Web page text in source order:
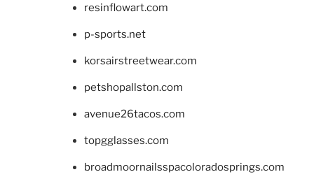
resinflowart.com
p-sports.net
korsairstreetwear.com
petshopallston.com
avenue26tacos.com
topgglasses.com
broadmoornailsspacoloradosprings.com